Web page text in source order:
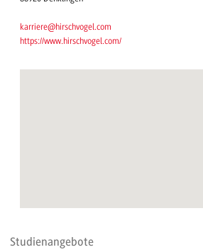
karriere@hirschvogel.com
https://www.hirschvogel.com/
Studienangebote